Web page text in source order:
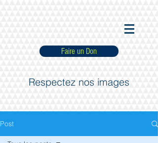
Faire un Don
Respectez nos images
Post